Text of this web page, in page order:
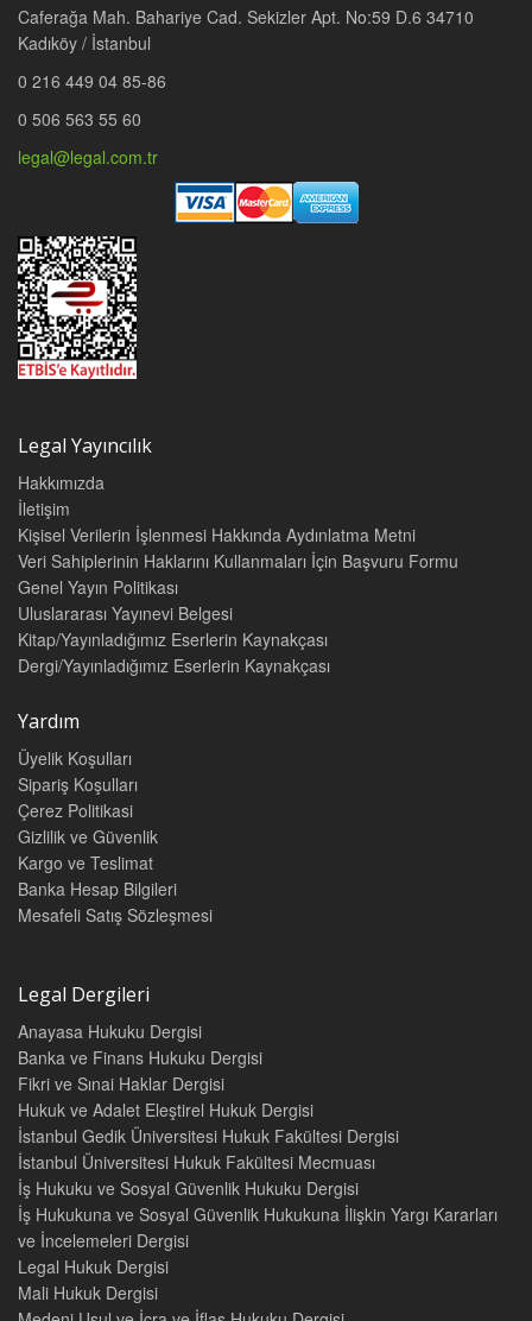
Caferağa Mah. Bahariye Cad. Sekizler Apt. No:59 D.6 34710
Kadıköy / İstanbul
0 216 449 04 85-86
0 506 563 55 60
legal@legal.com.tr
Legal Yayıncılık
Hakkımızda
İletişim
Kişisel Verilerin İşlenmesi Hakkında Aydınlatma Metni
Veri Sahiplerinin Haklarını Kullanmaları İçin Başvuru Formu
Genel Yayın Politikası
Uluslararası Yayınevi Belgesi
Kitap/Yayınladığımız Eserlerin Kaynakçası
Dergi/Yayınladığımız Eserlerin Kaynakçası
Yardım
Üyelik Koşulları
Sipariş Koşulları
Çerez Politikasi
Gizlilik ve Güvenlik
Kargo ve Teslimat
Banka Hesap Bilgileri
Mesafeli Satış Sözleşmesi
Legal Dergileri
Anayasa Hukuku Dergisi
Banka ve Finans Hukuku Dergisi
Fikri ve Sınai Haklar Dergisi
Hukuk ve Adalet Eleştirel Hukuk Dergisi
İstanbul Gedik Üniversitesi Hukuk Fakültesi Dergisi
İstanbul Üniversitesi Hukuk Fakültesi Mecmuası
İş Hukuku ve Sosyal Güvenlik Hukuku Dergisi
İş Hukukuna ve Sosyal Güvenlik Hukukuna İlişkin Yargı Kararları
ve İncelemeleri Dergisi
Legal Hukuk Dergisi
Mali Hukuk Dergisi